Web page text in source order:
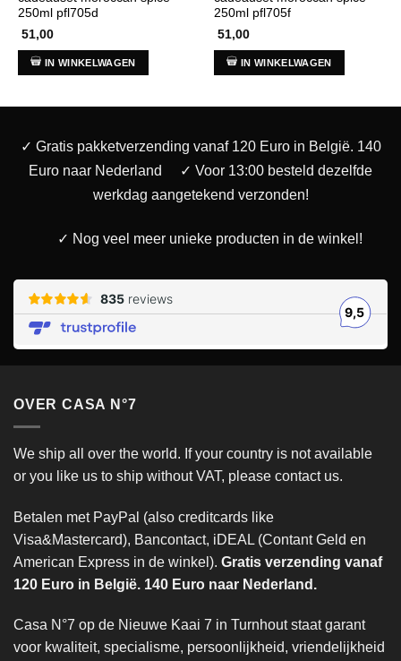
250ml pfl705d
51,00
IN WINKELWAGEN
250ml pfl705f
51,00
IN WINKELWAGEN
✓ Gratis pakketverzending vanaf 120 Euro in België. 140
Euro naar Nederland
✓ Voor 13:00 besteld dezelfde
werkdag aangetekend verzonden!
✓ Nog veel meer unieke producten in de winkel!
OVER CASA N°7
We ship all over the world. If your country is not available
or you like us to ship without VAT, please contact us.
Betalen met PayPal (also creditcards like
Visa&Mastercard), Bancontact, iDEAL (Contant Geld en
American Express in de winkel). Gratis verzending vanaf
120 Euro in België. 140 Euro naar Nederland.
Casa N°7 op de Nieuwe Kaai 7 in Turnhout staat garant
voor kwaliteit, specialisme, persoonlijkheid, vriendelijkheid